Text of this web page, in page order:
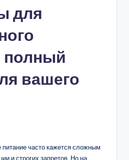
для
полный
вашего
часто кажется сложным
и строгих запретов. Но на